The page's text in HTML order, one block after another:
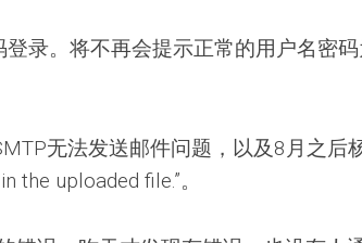
录。将不再会提示正常的用户名密
无法发送邮件问题，以及8月之后
the uploaded file.”。